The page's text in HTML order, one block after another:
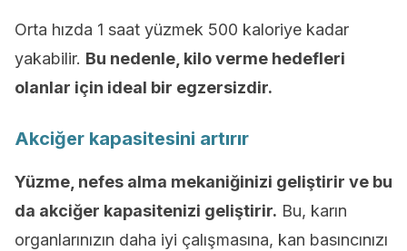
Orta hızda 1 saat yüzmek 500 kaloriye kadar
yakabilir. Bu nedenle, kilo verme hedefleri
olanlar için ideal bir egzersizdir.
Akciğer kapasitesini artırır
Yüzme, nefes alma mekaniğinizi geliştirir ve bu
da akciğer kapasitenizi geliştirir. Bu, karın
organlarınızın daha iyi çalışmasına, kan basıncınızı